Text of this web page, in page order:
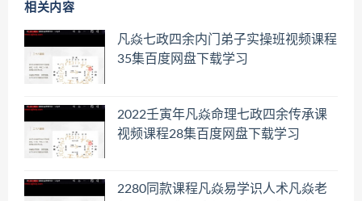
相关内容
凡焱七政四余内门弟子实操班视频课程
35集百度网盘下载学习
2022壬寅年凡焱命理七政四余传承课
视频课程28集百度网盘下载学习
2280同款课程凡焱易学识人术凡焱老